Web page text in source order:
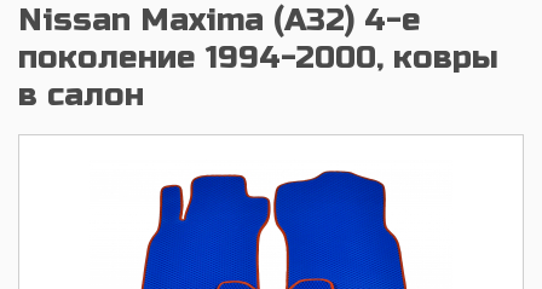
Nissan Maxima (A32) 4-е
поколение 1994-2000, ковры
в салон